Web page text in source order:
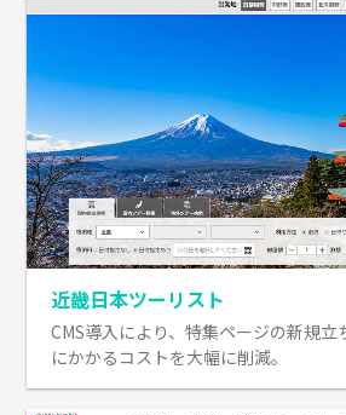
近畿日本ツーリスト
CMS導入により、特集ページの新規立
にかかるコストを大幅に削減。